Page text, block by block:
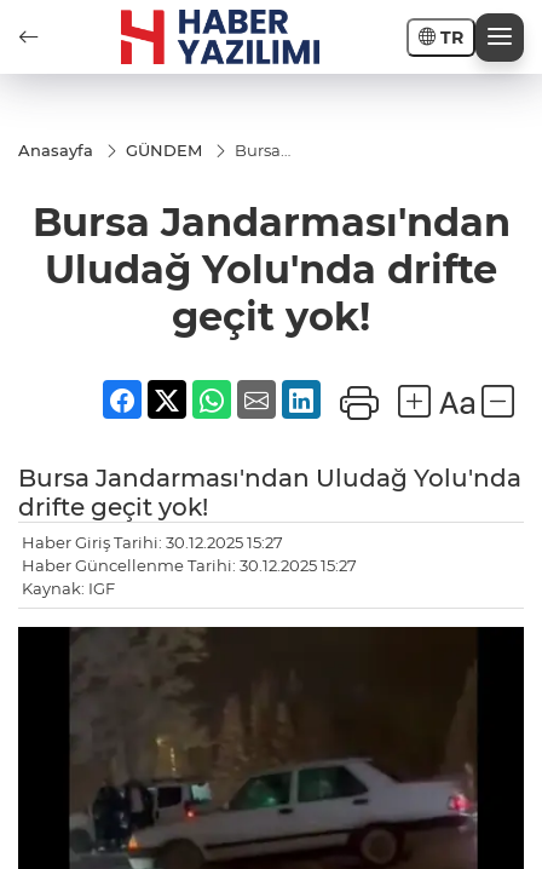
TR
Anasayfa GÜNDEM
Bursa
drifte geçit yok!
Bursa Jandarması'ndan
Uludağ Yolu'nda drifte
geçit yok!
Bursa Jandarması'ndan Uludağ Yolu'nda
drifte geçit yok!
Haber Giriş Tarihi: 30.12.2025 15:27
Haber Güncellenme Tarihi: 30.12.2025 15:27
Kaynak: IGF